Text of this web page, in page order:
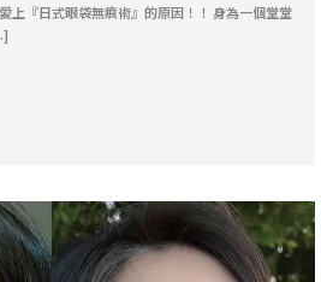
上『日式眼袋無痕術』的原因！！ 身為一個堂堂